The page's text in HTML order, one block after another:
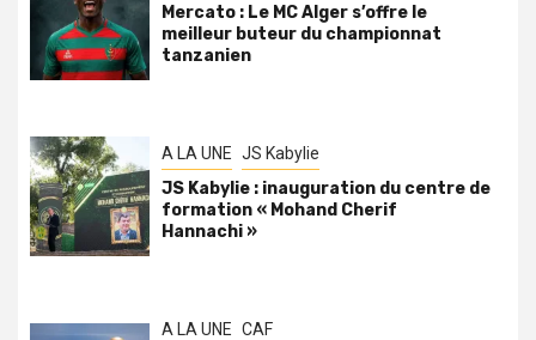
Mercato : Le MC Alger s’offre le
meilleur buteur du championnat
tanzanien
A LA UNE JS Kabylie
JS Kabylie : inauguration du centre de
formation « Mohand Cherif
Hannachi »
A LA UNE CAF